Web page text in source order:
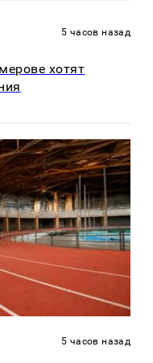
5 часов назад
хотят
5 часов назад